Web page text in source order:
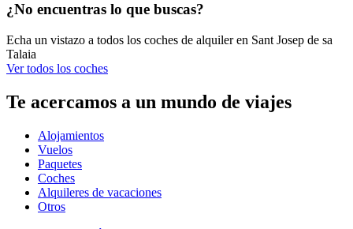
¿No encuentras lo que buscas?
Echa un vistazo a todos los coches de alquiler en Sant Josep de sa
Talaia
Ver todos los coches
Te acercamos a un mundo de viajes
Alojamientos
Vuelos
Paquetes
Coches
Alquileres de vacaciones
Otros